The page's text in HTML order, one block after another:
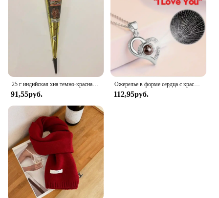
25 г индийская хна темно-красная паста для татуировки временные конусы хны для татуировки боди-арт наклейка специальная краска для боди-арта хна
91,55руб.
Ожерелье в форме сердца с красной розой в подарочной упаковке — День святого Валентина, юбилей, день рождения, подарок на день матери для женщин, мамы, жены
112,95руб.